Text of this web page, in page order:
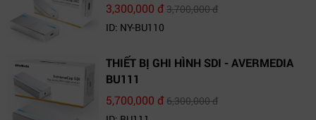
3,300,000 đ3,700,000 đ
ID: NY-BU110
THIẾT BỊ GHI HÌNH SDI - AVERMEDIA
BU111
5,700,000 đ6,300,000 đ